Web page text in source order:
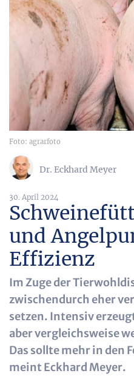
Foto: agrarfoto
Dr. Eckhard Meyer
30. April 2024
und
Effizienz
Im Zuge der
zwischendurch eher
setzen. Intensiv
aber vergleichsweise
Das sollte mehr in den
meint Eckhard Meyer.